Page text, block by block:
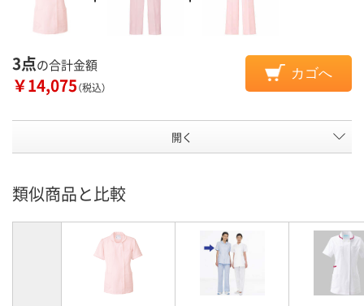
3点の合計金額
￥14,075（税込）
カゴへ
開く
類似商品と比較